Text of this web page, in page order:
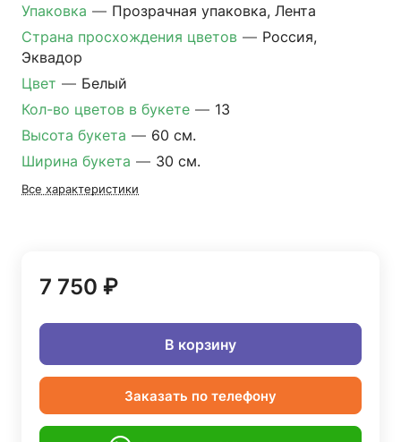
Упаковка — Прозрачная упаковка, Лента
Страна просхождения цветов — Россия,
Эквадор
Цвет — Белый
Кол-во цветов в букете — 13
Высота букета — 60 см.
Ширина букета — 30 см.
Все характеристики
7 750 ₽
В корзину
Заказать по телефону